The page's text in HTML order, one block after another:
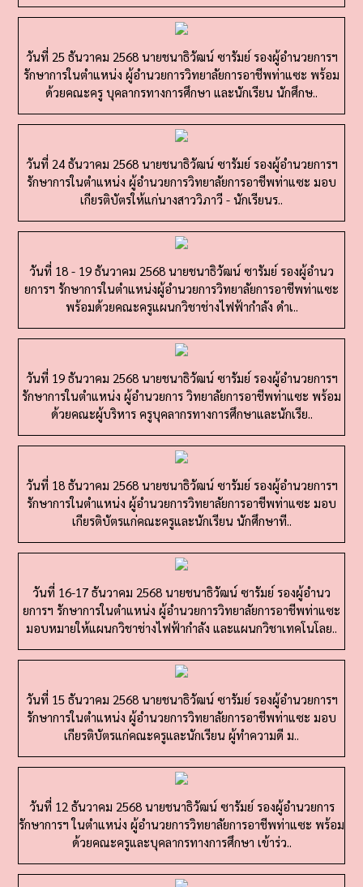
วันที่ 25 ธันวาคม 2568 นายชนาธิวัฒน์ ซารัมย์ รองผู้อำนวยการฯ
รักษาการในตำแหน่ง ผู้อำนวยการวิทยาลัยการอาชีพท่าแซะ พร้อม
ด้วยคณะครู บุคลากรทางการศึกษา และนักเรียน นักศึกษ..
วันที่ 24 ธันวาคม 2568 นายชนาธิวัฒน์ ซารัมย์ รองผู้อำนวยการฯ
รักษาการในตำแหน่ง ผู้อำนวยการวิทยาลัยการอาชีพท่าแซะ มอบ
เกียรติบัตรให้แก่นางสาววิภาวี - นักเรียนร..
วันที่ 18 - 19 ธันวาคม 2568 นายชนาธิวัฒน์ ซารัมย์ รองผู้อำนว
ยการฯ รักษาการในตำแหน่งผู้อำนวยการวิทยาลัยการอาชีพท่าแซะ
พร้อมด้วยคณะครูแผนกวิชาช่างไฟฟ้ากำลัง ดำเ..
วันที่ 19 ธันวาคม 2568 นายชนาธิวัฒน์ ซารัมย์ รองผู้อำนวยการฯ
รักษาการในตำแหน่ง ผู้อำนวยการ วิทยาลัยการอาชีพท่าแซะ พร้อม
ด้วยคณะผู้บริหาร ครูบุคลากรทางการศึกษาและนักเรีย..
วันที่ 18 ธันวาคม 2568 นายชนาธิวัฒน์ ซารัมย์ รองผู้อำนวยการฯ
รักษาการในตำแหน่ง ผู้อำนวยการวิทยาลัยการอาชีพท่าแซะ มอบ
เกียรติบัตรแก่คณะครูและนักเรียน นักศึกษาที..
วันที่ 16-17 ธันวาคม 2568 นายชนาธิวัฒน์ ซารัมย์ รองผู้อำนว
ยการฯ รักษาการในตำแหน่ง ผู้อำนวยการวิทยาลัยการอาชีพท่าแซะ
มอบหมายให้แผนกวิชาช่างไฟฟ้ากำลัง และแผนกวิชาเทคโนโลย..
วันที่ 15 ธันวาคม 2568 นายชนาธิวัฒน์ ซารัมย์ รองผู้อำนวยการฯ
รักษาการในตำแหน่ง ผู้อำนวยการวิทยาลัยการอาชีพท่าแซะ มอบ
เกียรติบัตรแก่คณะครูและนักเรียน ผู้ทำความดี ม..
วันที่ 12 ธันวาคม 2568 นายชนาธิวัฒน์ ซารัมย์ รองผู้อำนวยการ
รักษาการฯ ในตำแหน่ง ผู้อำนวยการวิทยาลัยการอาชีพท่าแซะ พร้อม
ด้วยคณะครูและบุคลากรทางการศึกษา เข้าร่ว..